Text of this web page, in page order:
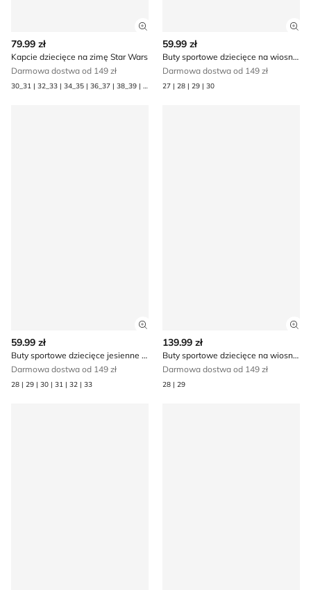
Zobacz szczegóły produktu
79.99 zł
Kapcie dziecięce na zimę Star Wars
Darmowa dostwa od 149 zł
30_31 | 32_33 | 34_35 | 36_37 | 38_39 | 40_41
59.99 zł
Buty sportowe dziecięce na wiosnę Star Wars
Darmowa dostwa od 149 zł
27 | 28 | 29 | 30
Zobacz szczegóły produktu
59.99 zł
Buty sportowe dziecięce jesienne Star Wars
Darmowa dostwa od 149 zł
28 | 29 | 30 | 31 | 32 | 33
139.99 zł
Buty sportowe dziecięce na wiosnę Star Wars
Darmowa dostwa od 149 zł
28 | 29